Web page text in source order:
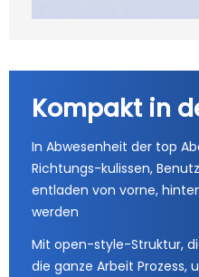
Kompakt in
In Abwesenheit der top
Richtungs-kulissen,
entladen von vorne,
werden
Mit open-style-Struktur,
die ganze Arbeit Prozess,